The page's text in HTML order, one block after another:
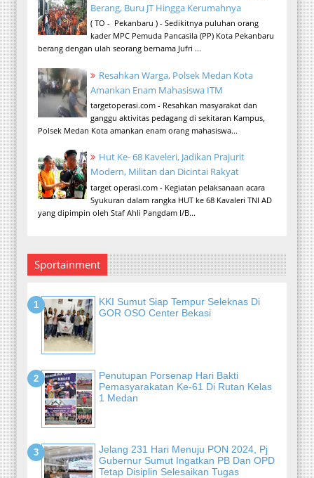
Berang, Buru JT Hingga Kerumahnya
( TO - Pekanbaru ) - Sedikitnya puluhan orang
kader MPC Pemuda Pancasila (PP) Kota Pekanbaru
berang dengan ulah seorang bernama Jufri ...
Resahkan Warga, Polsek Medan Kota
Amankan Enam Mahasiswa ITM
targetoperasi.com - Resahkan masyarakat dan
ganggu aktivitas pedagang di sekitaran Kampus,
Polsek Medan Kota amankan enam orang mahasiswa...
Hut Ke- 68 Kaveleri, Jadikan Prajurit
Modern, Militan dan Dicintai Rakyat
target operasi.com - Kegiatan pelaksanaan acara
Syukuran dalam rangka HUT ke 68 Kavaleri TNI AD
yang dipimpin oleh Staf Ahli Pangdam I/B...
Sportainment
KKI Sumut Siap Tempur Seleknas Di
GOR OSO Center Bekasi
Penutupan Porsenap Hari Bakti
Pemasyarakatan Ke-61 Di Rutan Kelas
1 Medan
Jelang 231 Hari Menuju PON 2024, Pj
Gubernur Sumut Ingatkan PB Dan OPD
Tetap Disiplin Selesaikan Tugas